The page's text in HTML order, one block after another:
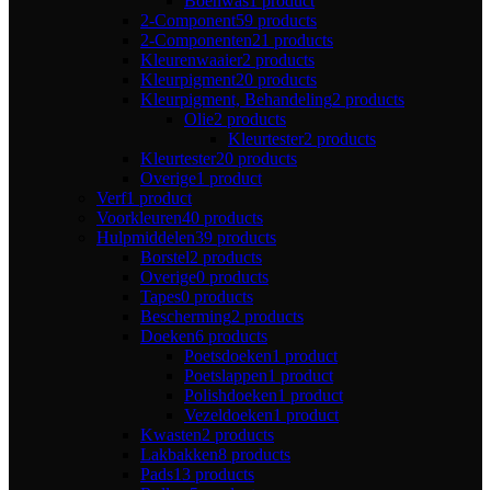
2-Component59 products
2-Componenten21 products
Kleurenwaaier2 products
Kleurpigment20 products
Kleurpigment, Behandeling2 products
Olie2 products
Kleurtester2 products
Kleurtester20 products
Overige1 product
Verf1 product
Voorkleuren40 products
Hulpmiddelen39 products
Borstel2 products
Overige0 products
Tapes0 products
Bescherming2 products
Doeken6 products
Poetsdoeken1 product
Poetslappen1 product
Polishdoeken1 product
Vezeldoeken1 product
Kwasten2 products
Lakbakken8 products
Pads13 products